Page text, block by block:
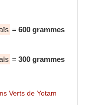
= 600 grammes
= 300 grammes